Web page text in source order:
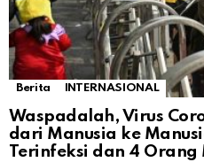
Berita INTERNASIONAL
Waspadalah, Virus
dari Manusia ke
Terinfeksi dan 4 Orang